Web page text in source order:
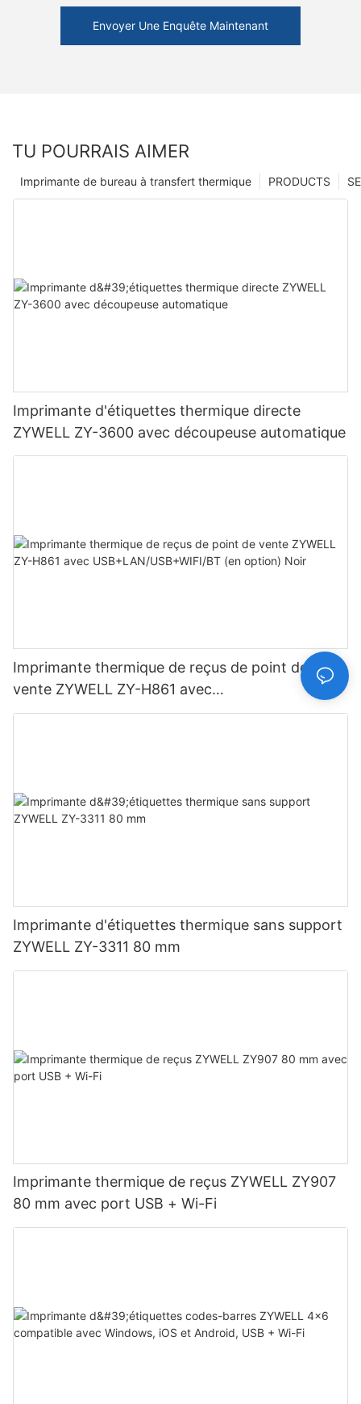
Envoyer Une Enquête Maintenant
TU POURRAIS AIMER
PRODUCTS
Imprimante de bureau à transfert thermique
Imprimante d'étiquettes thermique directe
ZYWELL ZY-3600 avec découpeuse automatique
Imprimante thermique de reçus de point de
vente ZYWELL ZY-H861 avec
USB+LAN/USB+WIFI/BT (en option) Noir
Imprimante d'étiquettes thermique sans support
ZYWELL ZY-3311 80 mm
Imprimante thermique de reçus ZYWELL ZY907
80 mm avec port USB + Wi-Fi